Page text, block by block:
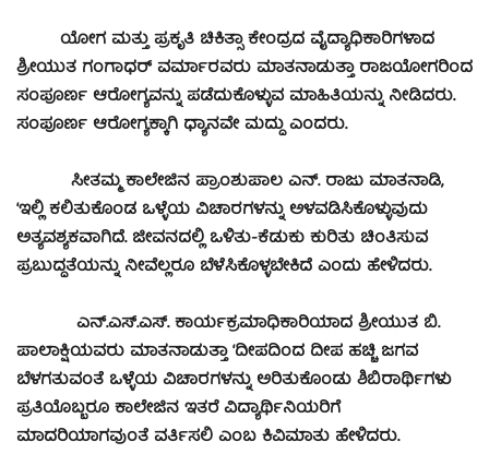
ಯೋಗ ಮತ್ತು ಪ್ರಕೃತಿ ಚಿಕಿತ್ಸಾ ಕೇಂದ್ರದ ವೈದ್ಯಾಧಿಕಾರಿಗಳಾದ
ಶ್ರೀಯುತ ಗಂಗಾಧರ್ ವರ್ಮಾರವರು ಮಾತನಾಡುತ್ತಾ ರಾಜಯೋಗರಿಂದ
ಸಂಪೂರ್ಣ ಆರೋಗ್ಯವನ್ನು ಪಡೆದುಕೊಳ್ಳುವ ಮಾಹಿತಿಯನ್ನು ನೀಡಿದರು.
ಸಂಪೂರ್ಣ ಆರೋಗ್ಯಕ್ಕಾಗಿ ಧ್ಯಾನವೇ ಮದ್ದು ಎಂದರು.
ಸೀತಮ್ಮ ಕಾಲೇಜಿನ ಪ್ರಾಂಶುಪಾಲ ಎನ್. ರಾಜು ಮಾತನಾಡಿ,
‘ಇಲ್ಲಿ ಕಲಿತುಕೊಂಡ ಒಳ್ಳೆಯ ವಿಚಾರಗಳನ್ನು ಅಳವಡಿಸಿಕೊಳ್ಳುವುದು
ಅತ್ಯವಶ್ಯಕವಾಗಿದೆ. ಜೀವನದಲ್ಲಿ ಒಳಿತು-ಕೆಡುಕು ಕುರಿತು ಚಿಂತಿಸುವ
ಪ್ರಬುದ್ಧತೆಯನ್ನು ನೀವೆಲ್ಲರೂ ಬೆಳೆಸಿಕೊಳ್ಳಬೇಕಿದೆ ಎಂದು ಹೇಳಿದರು.
ಎನ್.ಎಸ್.ಎಸ್. ಕಾರ್ಯಕ್ರಮಾಧಿಕಾರಿಯಾದ ಶ್ರೀಯುತ ಬಿ.
ಪಾಲಾಕ್ಷಿಯವರು ಮಾತನಾಡುತ್ತಾ ‘ದೀಪದಿಂದ ದೀಪ ಹಚ್ಚಿ ಜಗವ
ಬೆಳಗತುವಂತೆ ಒಳ್ಳೆಯ ವಿಚಾರಗಳನ್ನು ಅರಿತುಕೊಂಡು ಶಿಬಿರಾರ್ಥಿಗಳು
ಪ್ರತಿಯೊಬ್ಬರೂ ಕಾಲೇಜಿನ ಇತರೆ ವಿದ್ಯಾರ್ಥಿನಿಯರಿಗೆ
ಮಾದರಿಯಾಗವುಂತೆ ವರ್ತಿಸಲಿ ಎಂಬ ಕಿವಿಮಾತು ಹೇಳಿದರು.